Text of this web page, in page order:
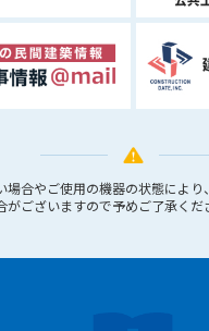
場合やご使用の機器の状態によ
がございますので予めご了承くだ
います）について、管理者は
除き、第三者に開示または提供
自己の個人情報の開示に事前に
員を特定できない統計的な処
よび管理者の権利、財産、安全
あると管理者が判断した場合
より開示を求められた場合
責事項）